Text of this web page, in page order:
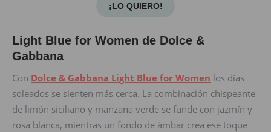
¡LO QUIERO!
Light Blue for Women de Dolce &
Gabbana
Con Dolce & Gabbana Light Blue for Women los días
soleados se sienten más cerca. La combinación chispeante
de limón siciliano y manzana verde se funde con jazmín y
rosa blanca, mientras un fondo de ámbar crea ese toque